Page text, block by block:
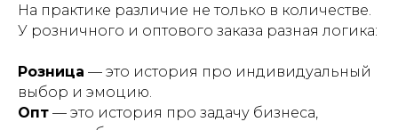
На практике различие не только в количестве.
У розничного и оптового заказа разная логика:
Розница — это история про индивидуальный
выбор и эмоцию.
Опт — это история про задачу бизнеса,